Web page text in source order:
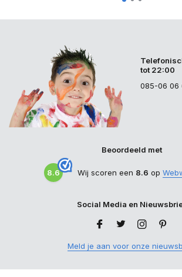
tot 22:00
085-06 06
Beoordeeld met
8.6 Wij scoren een 8.6 op
Social Media en
Meld je aan voor onze